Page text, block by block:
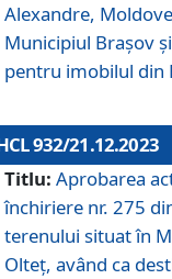
Alexandre,
Municipiul Braşov
pentru imobilul din
932/21.12.2023
Titlu: Aprobarea
închiriere nr. 275
terenului situat în
Olteț, având ca